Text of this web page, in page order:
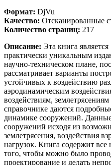
Формат: DjVu
Качество: Отсканированные
Количество страниц: 217
Описание: Эта книга является
практически уникальным
научно-техническом плане,
рассматривает варианты
устойчивых к воздействию
аэродинамическим
воздействиям,
справочнике даются
динамике сооружений. Данные
сооружений исходя из
землетрясения, воздействия
нагрузок. Книга содержит
того, чтобы можно было
проектирование и делать